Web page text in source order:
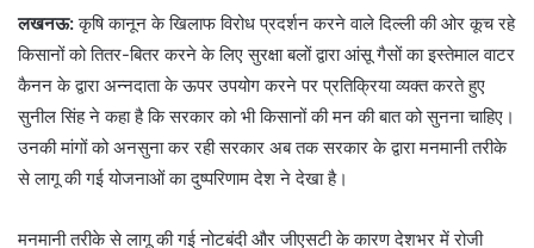
लखनऊ:कृषि कानून के खिलाफ विरोध प्रदर्शन करने वाले दिल्ली की ओर कूच रहे
किसानों को तितर-बितर करने के लिए सुरक्षा बलों द्वारा आंसू गैसों का इस्तेमाल वाटर
कैनन के द्वारा अन्नदाता के ऊपर उपयोग करने पर प्रतिक्रिया व्यक्त करते हुए
सुनील सिंह ने कहा है कि सरकार को भी किसानों की मन की बात को सुनना चाहिए।
उनकी मांगों को अनसुना कर रही सरकार अब तक सरकार के द्वारा मनमानी तरीके
से लागू की गई योजनाओं का दुष्परिणाम देश ने देखा है।
मनमानी तरीके से लागू की गई नोटबंदी और जीएसटी के कारण देशभर में रोजी